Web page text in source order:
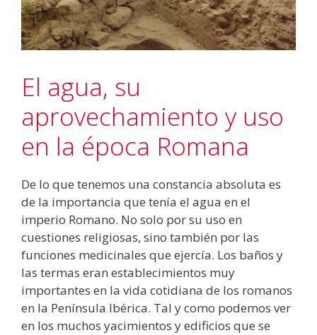
El agua, su
aprovechamiento y uso
en la época Romana
De lo que tenemos una constancia absoluta es
de la importancia que tenía el agua en el
imperio Romano. No solo por su uso en
cuestiones religiosas, sino también por las
funciones medicinales que ejercía. Los baños y
las termas eran establecimientos muy
importantes en la vida cotidiana de los romanos
en la Península Ibérica. Tal y como podemos ver
en los muchos yacimientos y edificios que se